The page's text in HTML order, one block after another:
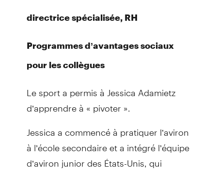
directrice spécialisée, RH
Programmes d’avantages sociaux
pour les collègues
Le sport a permis à Jessica Adamietz
d’apprendre à « pivoter ».
Jessica a commencé à pratiquer l’aviron
à l’école secondaire et a intégré l’équipe
d’aviron junior des États-Unis, qui